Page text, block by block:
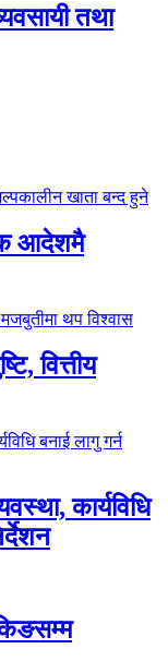
तथा
आदेशमै
वित्तीय
कार्यविधि